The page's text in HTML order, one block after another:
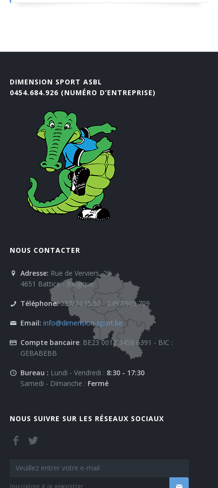
DIMENSION SPORT ASBL
0454.684.926 (NUMÉRO D’ENTREPRISE)
NOUS CONTACTER
Adresse: Rue de Verviers, 26
4651 Battice - Belgique
Téléphone:087/74.35.50 - 0497/909.709
Email: info@dimension-sport.be
Compte bancaire: BE23 0012 3458 6391 - BIC :
GEBABEBB
Bureau : Lundi - Vendredi : 8:30 - 17:30
Samedi - Dimanche : Fermé
NOUS SUIVRE SUR LES RÉSEAUX SOCIAUX
Inscription à la newsletter